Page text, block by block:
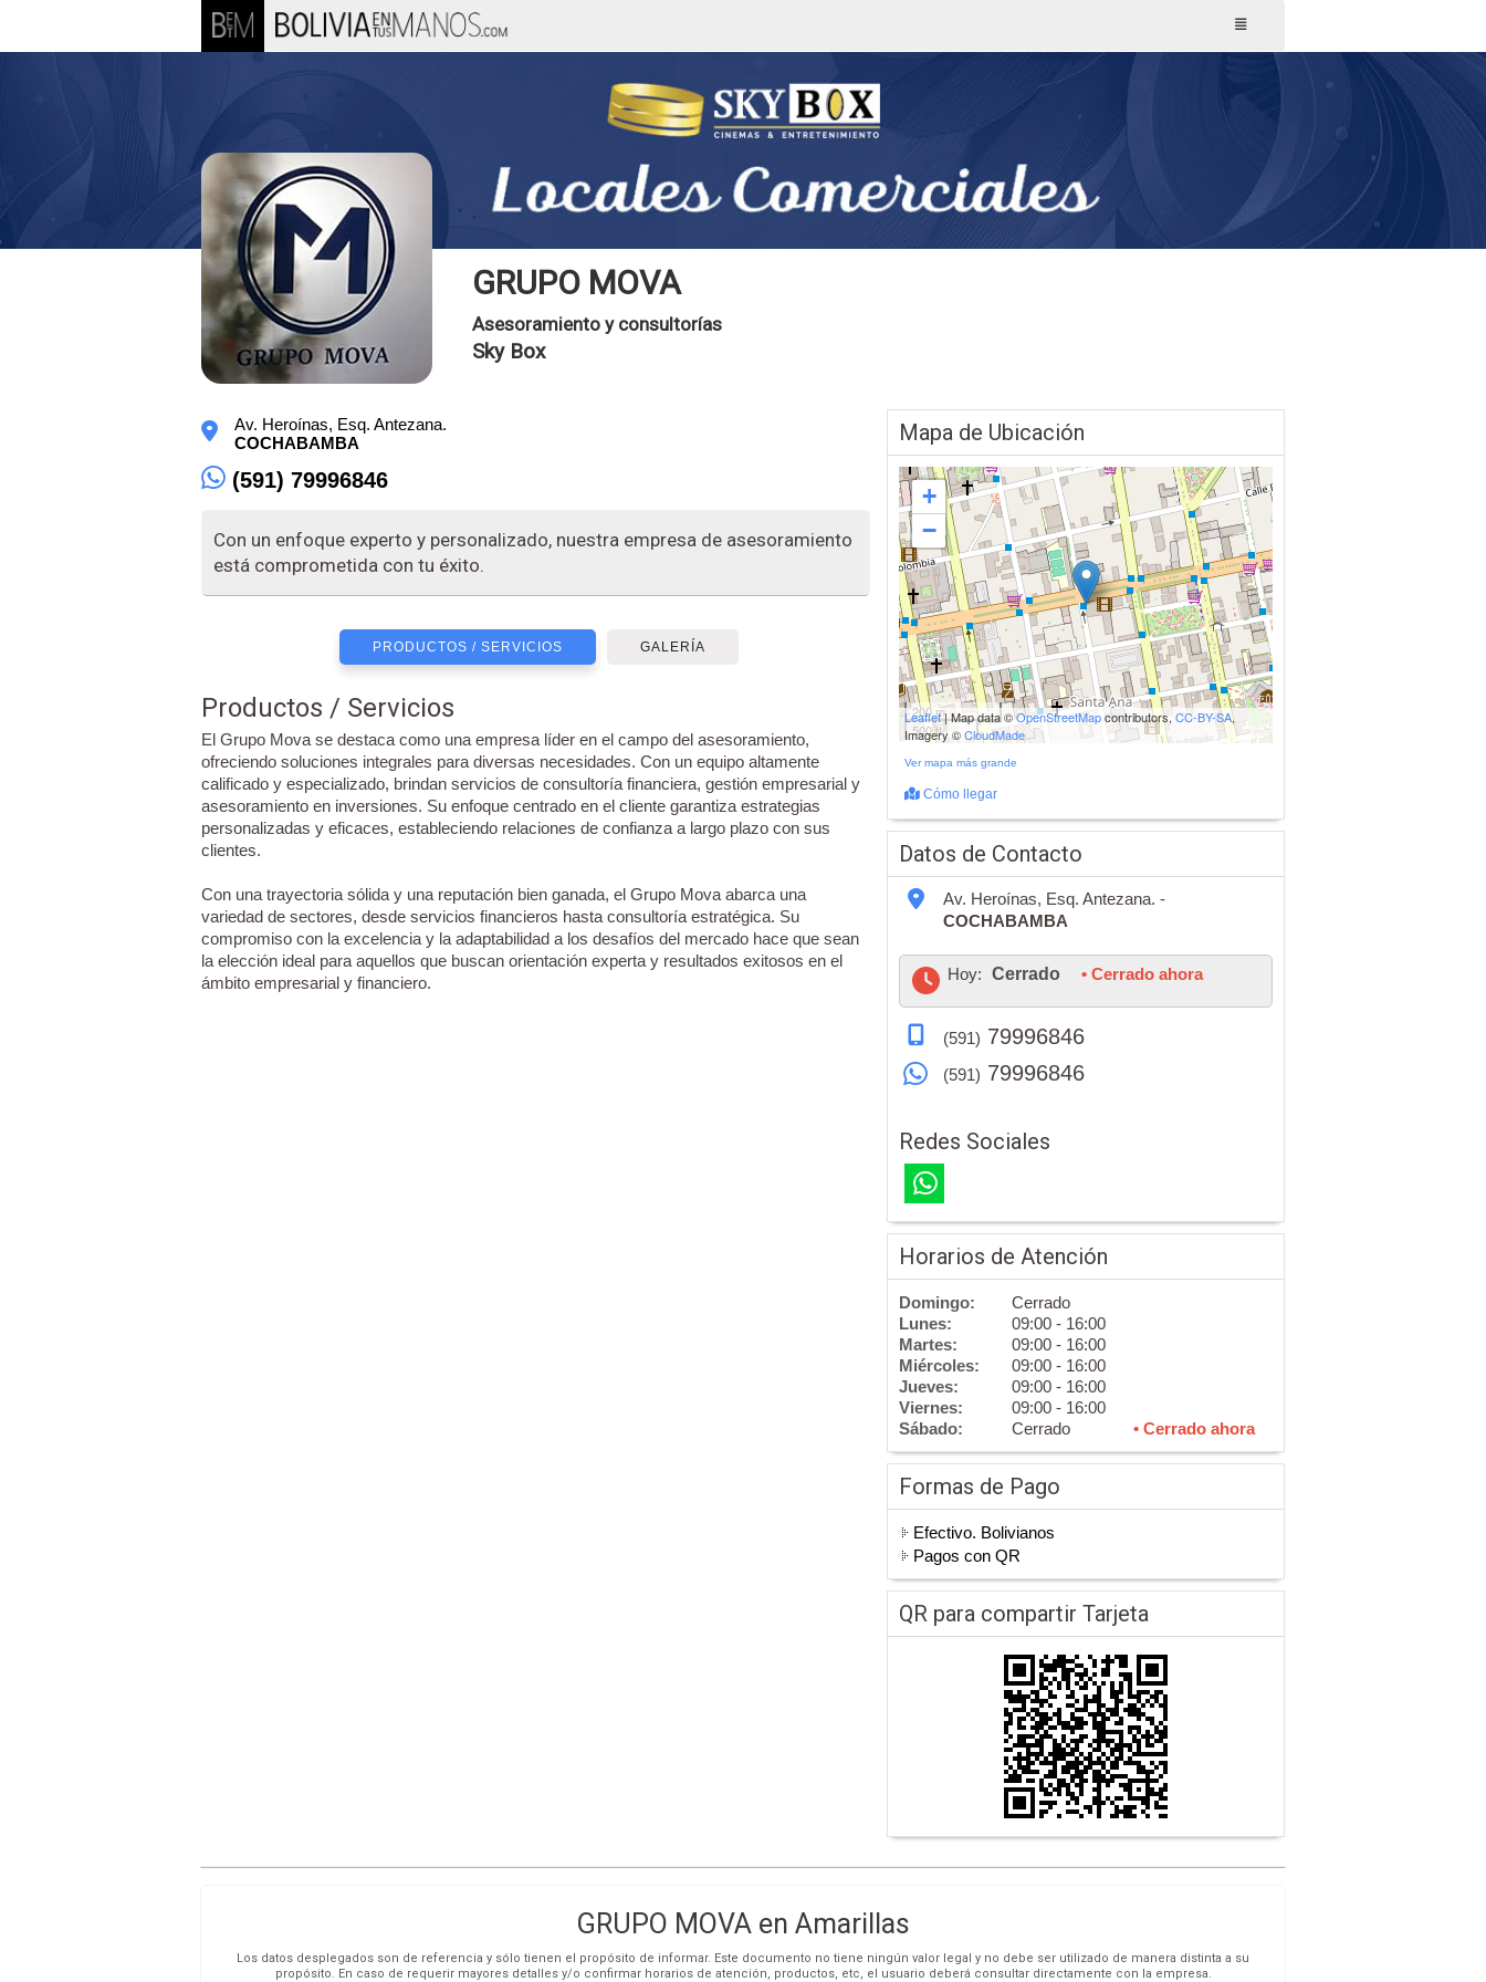
GRUPO MOVA
Asesoramiento y consultorías
Sky Box
Av. Heroínas, Esq. Antezana.
COCHABAMBA
(591) 79996846
Con un enfoque experto y personalizado, nuestra empresa de asesoramiento
está comprometida con tu éxito.
PRODUCTOS / SERVICIOS GALERÍA
Productos / Servicios
El Grupo Mova se destaca como una empresa líder en el campo del asesoramiento,
ofreciendo soluciones integrales para diversas necesidades. Con un equipo altamente
calificado y especializado, brindan servicios de consultoría financiera, gestión empresarial y
asesoramiento en inversiones. Su enfoque centrado en el cliente garantiza estrategias
personalizadas y eficaces, estableciendo relaciones de confianza a largo plazo con sus
clientes.
Con una trayectoria sólida y una reputación bien ganada, el Grupo Mova abarca una
variedad de sectores, desde servicios financieros hasta consultoría estratégica. Su
compromiso con la excelencia y la adaptabilidad a los desafíos del mercado hace que sean
la elección ideal para aquellos que buscan orientación experta y resultados exitosos en el
ámbito empresarial y financiero.
Mapa de Ubicación
+
−
200 m
500 ft
Leaflet| Map data ©OpenStreetMapcontributors, CC-BY-SA,
Imagery ©CloudMade
Ver mapa más grande
Cómo llegar
Datos de Contacto
Av. Heroínas, Esq. Antezana. -
COCHABAMBA
Hoy: Cerrado • Cerrado ahora
(591) 79996846
(591) 79996846
Redes Sociales
Horarios de Atención
Domingo:
Cerrado
Lunes:
09:00 - 16:00
Martes:
09:00 - 16:00
Miércoles:
09:00 - 16:00
Jueves:
09:00 - 16:00
Viernes:
09:00 - 16:00
Sábado:
Cerrado • Cerrado ahora
Formas de Pago
Efectivo. Bolivianos
Pagos con QR
QR para compartir Tarjeta
GRUPO MOVA en Amarillas
Los datos desplegados son de referencia y sólo tienen el propósito de informar. Este documento no tiene ningún valor legal y no debe ser utilizado de manera distinta a su
propósito. En caso de requerir mayores detalles y/o confirmar horarios de atención, productos, etc, el usuario deberá consultar directamente con la empresa.